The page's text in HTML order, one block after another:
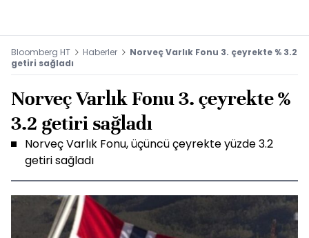
Bloomberg HT Haberler
Norveç Varlık Fonu 3. çeyrekte % 3.2
getiri sağladı
Norveç Varlık Fonu 3. çeyrekte %
3.2 getiri sağladı
Norveç Varlık Fonu, üçüncü çeyrekte yüzde 3.2
getiri sağladı